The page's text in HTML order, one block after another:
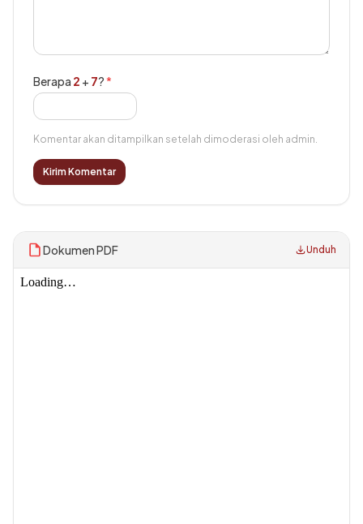
Berapa 2 + 7?*
Komentar akan ditampilkan setelah dimoderasi oleh admin.
Kirim Komentar
Dokumen PDF Unduh